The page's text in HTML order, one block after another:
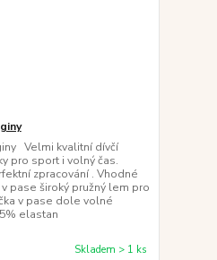
Velmi kvalitní dívčí
pro sport i volný čas.
zpracování . Vhodné
pase široký pružný lem pro
v pase dole volné
elastan
Skladem > 1 ks